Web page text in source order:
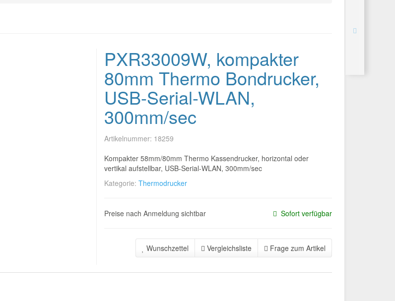
PXR33009W, kompakter
80mm Thermo Bondrucker,
USB-Serial-WLAN,
300mm/sec
Artikelnummer: 18259
Kompakter 58mm/80mm Thermo Kassendrucker, horizontal oder
vertikal aufstellbar, USB-Serial-WLAN, 300mm/sec
Kategorie: Thermodrucker
Preise nach Anmeldung sichtbar Sofort verfügbar
Wunschzettel Vergleichsliste Frage zum Artikel